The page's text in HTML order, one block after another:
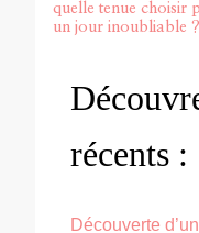
quelle tenue choisir
un jour inoubliable ?
récents :
Découverte